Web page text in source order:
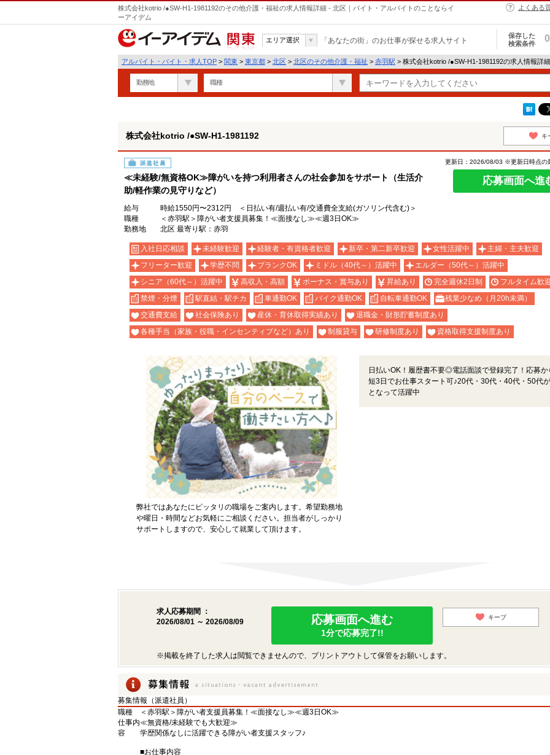
株式会社kotrio /●SW-H1-1981192のその他介護・福祉の求人情報詳細 - 北区｜バイト・アルバイトのことならイ
ーアイデム
よくある
関東
エリア選択 「あなたの街」のお仕事が探せる求人サイト
保存した
検索条件
0
アルバイト・バイト・求人TOP > 関東 > 東京都 > 北区 > 北区のその他介護・福祉 > 赤羽駅 > 株式会社kotrio /●SW-H1-1981192の求人情報詳細
勤務地 職種
株式会社kotrio /●SW-H1-1981192 キ
派遣社員
≪未経験/無資格OK≫障がいを持つ利用者さんの社会参加をサポート（生活介
助/軽作業の見守りなど）
更新日：2026/08/03 ※更新日時点の
応募画面へ進
給与
時給1550円〜2312円 ＜日払い有/週払い有/交通費全支給(ガソリン代含む)＞
職種
＜赤羽駅＞障がい者支援員募集！≪面接なし≫≪週3日OK≫
勤務地
北区 最寄り駅：赤羽
入社日応相談 未経験歓迎 経験者・有資格者歓迎 新卒・第二新卒歓迎 女性活躍中
主婦・主夫歓迎
フリーター歓迎
学歴不問 ブランクOK ミドル（40代～）活躍中
エルダー（50代～）活躍中
シニア（60代～）活躍中
高収入・高額 ボーナス・賞与あり 昇給あり 完全週休2日制
フルタイム歓
禁煙・分煙
駅直結・駅チカ 車通勤OK バイク通勤OK 自転車通勤OK
残業少なめ（月20h未満）
交通費支給
社会保険あり 産休・育休取得実績あり
退職金・財形貯蓄制度あり
各種手当（家族・役職・インセンティブなど）あり
制服貸与 研修制度あり 資格取得支援制度あり
弊社ではあなたにピッタリの職場をご案内します。希望勤務地
や曜日・時間などお気軽にご相談ください。担当者がしっかり
サポートしますので、安心して就業して頂けます。
日払いOK！履歴書不要◎電話面談で登録完了！応募か
短3日でお仕事スタート可♪20代・30代・40代・50代
となって活躍中
求人応募期間 ：
2026/08/01 ～ 2026/08/09
応募画面へ進む
1分で応募完了!!
キープ
※掲載を終了した求人は閲覧できませんので、プリントアウトして保管をお願いします。
募集情報（派遣社員）
職種
＜赤羽駅＞障がい者支援員募集！≪面接なし≫≪週3日OK≫
仕事内
容
≪無資格/未経験でも大歓迎≫
学歴関係なしに活躍できる障がい者支援スタッフ♪
■お仕事内容